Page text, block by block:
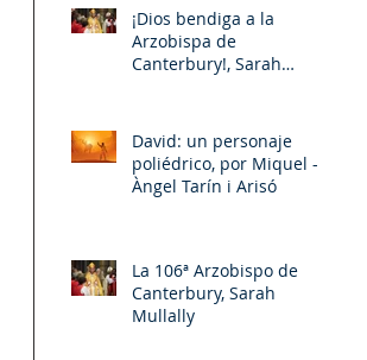
¡Dios bendiga a la
Arzobispa de
Canterbury!, Sarah
David: un personaje
poliédrico, por Miquel –
Àngel Tarín i Arisó
La 106ª Arzobispo de
Canterbury, Sarah
Mullally